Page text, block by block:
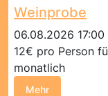
Weinprobe
06.08.2026
12€ pro Person
monatlich
Mehr